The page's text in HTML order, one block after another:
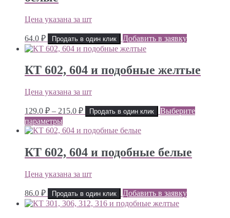
Цена указана за шт
64.0 ₽ Продать в один клик Добавить в заявку
КТ 602, 604 и подобные желтые
Цена указана за шт
129.0 ₽ – 215.0 ₽Диапазон
цен:
129.0 ₽
215.0 ₽
Продать в один клик
Выберите
параметры
КТ 602, 604 и подобные белые
Цена указана за шт
86.0 ₽ Продать в один клик Добавить в заявку